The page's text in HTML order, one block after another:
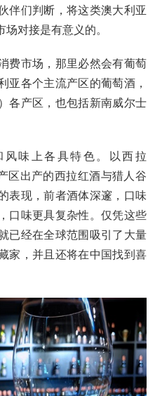
伴们判断，将这类澳大利亚
对接是有意义的。
费市场，那里必然会有葡萄
亚各个主流产区的葡萄酒，
各产区，也包括新南威尔士
味上各具特色。以西拉
区出产的西拉红酒与猎人谷
表现，前者酒体深邃，口味
口味更具复杂性。仅凭这些
已经在全球范围吸引了大量
家，并且还将在中国找到喜